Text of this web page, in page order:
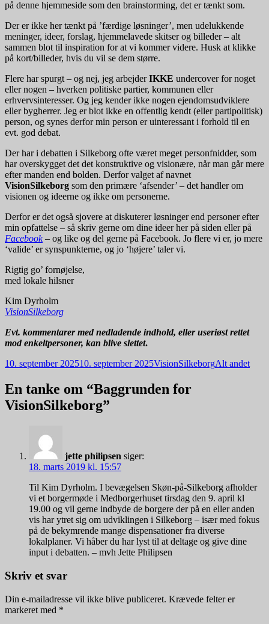
på denne hjemmeside som den brainstorming, det er tænkt som.
Der er ikke her tænkt på ’færdige løsninger’, men udelukkende
meninger, ideer, forslag, hjemmelavede skitser og billeder – alt
sammen blot til inspiration for at vi kommer videre. Husk at klikke
på kort/billeder, hvis du vil se dem større.
Flere har spurgt – og nej, jeg arbejderIKKE undercover for noget
eller nogen – hverken politiske partier, kommunen eller
erhvervsinteresser. Og jeg kender ikke nogen ejendomsudviklere
eller bygherrer. Jeg er blot ikke en offentlig kendt (eller partipolitisk)
person, og synes derfor min person er uinteressant i forhold til en
evt. god debat.
Der har i debatten i Silkeborg ofte været meget personfnidder, som
har overskygget det det konstruktive og visionære, når man går mere
efter manden end bolden. Derfor valget af navnet
VisionSilkeborg som den primære ‘afsender’ – det handler om
visionen og ideerne og ikke om personerne.
Derfor er det også sjovere at diskuterer løsninger end personer efter
min opfattelse – så skriv gerne om dine ideer her på siden eller på
Facebook– og like og del gerne på Facebook. Jo flere vi er, jo mere
‘valide’ er synspunkterne, og jo ‘højere’ taler vi.
Rigtig go’ fornøjelse,
med lokale hilsner
Kim Dyrholm
VisionSilkeborg
Evt. kommentarer med nedladende indhold, eller useriøst rettet
mod enkeltpersoner, kan blive slettet.
Udgivet
10. september 202510. september 2025Forfatter
VisionSilkeborgKategorier
Alt andet
En tanke om “Baggrunden for
VisionSilkeborg”
jette philipsen siger:
18. marts 2019 kl. 15:57
Til Kim Dyrholm. I bevægelsen Skøn-på-Silkeborg afholder
vi et borgermøde i Medborgerhuset tirsdag den 9. april kl
19.00 og vil gerne indbyde de borgere der på en eller anden
vis har ytret sig om udviklingen i Silkeborg – især med fokus
på de bekymrende mange dispensationer fra diverse
lokalplaner. Vi håber du har lyst til at deltage og give dine
input i debatten. – mvh Jette Philipsen
Skriv et svar
Din e-mailadresse vil ikke blive publiceret. Krævede felter er
markeret med *